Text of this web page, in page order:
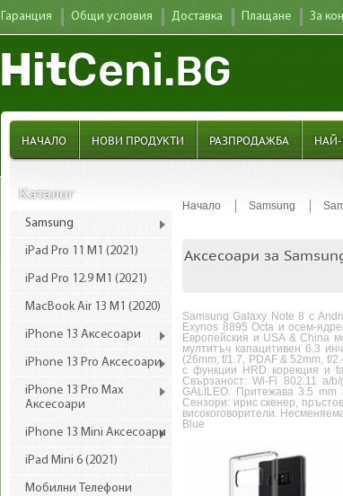
Гаранция Общи условия Доставка Плащане За
НАЧАЛО НОВИ ПРОДУКТИ РАЗПРОДАЖБА
Каталог
Samsung
iPad Pro 11 M1 (2021)
iPad Pro 12.9 M1 (2021)
MacBook Air 13 M1 (2020)
iPhone 13 Аксесоари
iPhone 13 Pro Аксесоари
iPhone 13 Pro Max
Аксесоари
iPhone 13 Mini Аксесоари
iPad Mini 6 (2021)
Мобилни Телефони
Начало Samsung
Аксесоари за
Samsung Galaxy Note 8 с
Exynos 8895 Octa и осем-
Европейския и USA & China
мултитъч капацитивен 6.3
(26mm, f/1.7, PDAF & 52mm, f/
с функции HRD корекция и
Свързаност: Wi-Fi 802.11 a/
GALILEO. Притежава 3.5
Сензори: ирис скенер,
високоговорители.
Blue